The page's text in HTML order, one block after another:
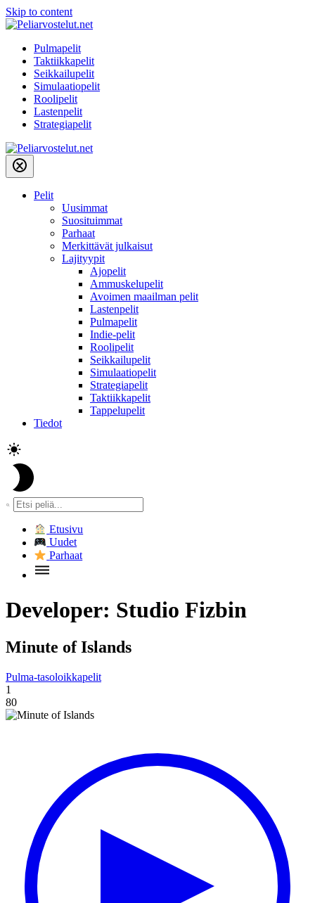
Skip to content
Pulmapelit
Taktiikkapelit
Seikkailupelit
Simulaatiopelit
Roolipelit
Lastenpelit
Strategiapelit
Pelit
Uusimmat
Suosituimmat
Parhaat
Merkittävät julkaisut
Lajityypit
Ajopelit
Ammuskelupelit
Avoimen maailman pelit
Lastenpelit
Pulmapelit
Indie-pelit
Roolipelit
Seikkailupelit
Simulaatiopelit
Strategiapelit
Taktiikkapelit
Tappelupelit
Tiedot
Etusivu
Uudet
Parhaat
Developer: Studio Fizbin
Minute of Islands
Pulma-tasoloikkapelit
1
80